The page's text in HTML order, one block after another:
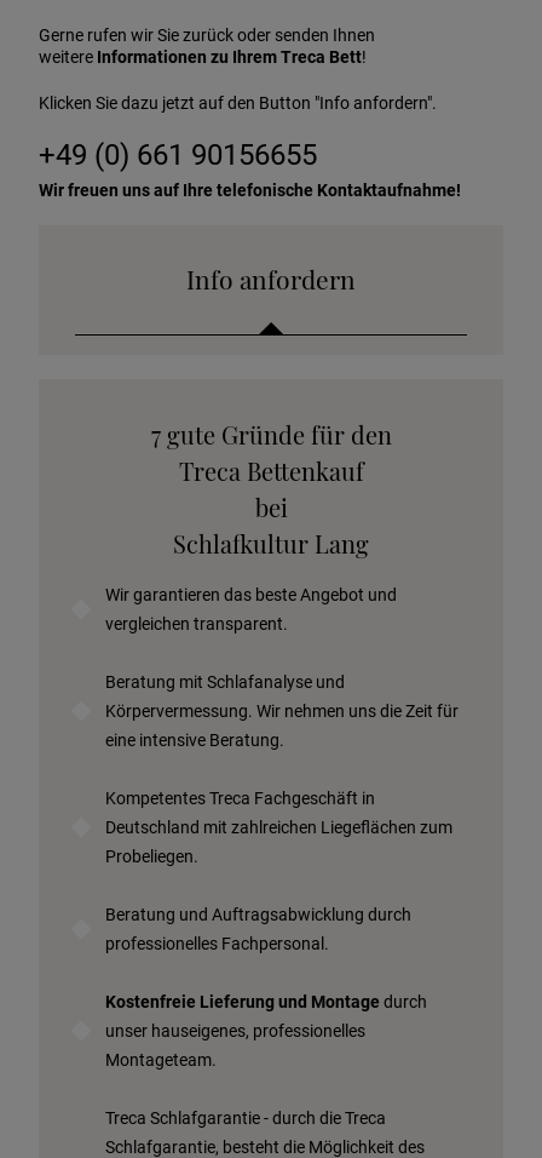
Gerne rufen wir Sie zurück oder senden Ihnen
weitere Informationen zu Ihrem Treca Bett!
Klicken Sie dazu jetzt auf den Button "Info anfordern".
+49 (0) 661 90156655
Wir freuen uns auf Ihre telefonische Kontaktaufnahme!
Info anfordern
Stoffkollektion anfordern
Telefonische Beratung anfordern
Angebot anfordern
Probeschlafen im Hotel
7 gute Gründe für den
Treca Bettenkauf
bei
Schlafkultur Lang
Wir garantieren das beste Angebot und
vergleichen transparent.
Beratung mit Schlafanalyse und
Körpervermessung. Wir nehmen uns die Zeit für
eine intensive Beratung.
Kompetentes Treca Fachgeschäft in
Deutschland mit zahlreichen Liegeflächen zum
Probeliegen.
Beratung und Auftragsabwicklung durch
professionelles Fachpersonal.
Kostenfreie Lieferung und Montage durch
unser hauseigenes, professionelles
Montageteam.
Treca Schlafgarantie - durch die Treca
Schlafgarantie, besteht die Möglichkeit des